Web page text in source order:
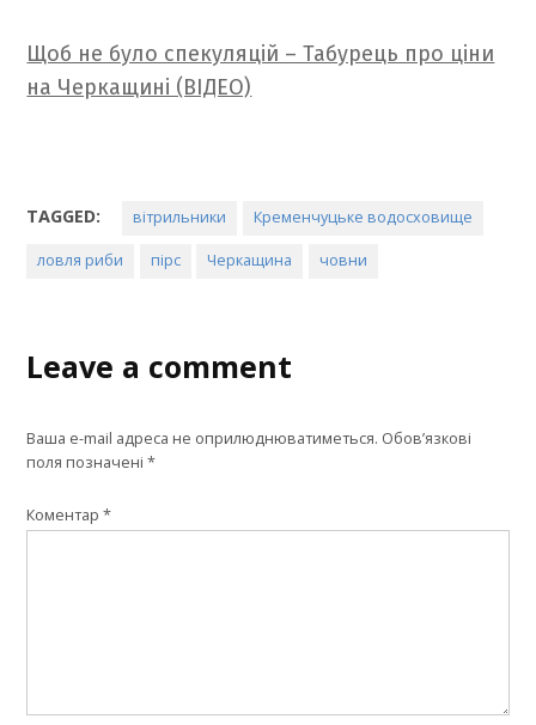
Щоб не було спекуляцій – Табурець про ціни
на Черкащині (ВІДЕО)
TAGGED: вітрильники Кременчуцьке водосховище
ловля риби пірс Черкащина човни
Leave a comment
Ваша e-mail адреса не оприлюднюватиметься. Обов’язкові
поля позначені*
Коментар*